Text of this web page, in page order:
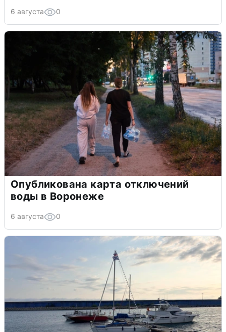
6 августа 0
Опубликована карта отключений
воды в Воронеже
6 августа 0